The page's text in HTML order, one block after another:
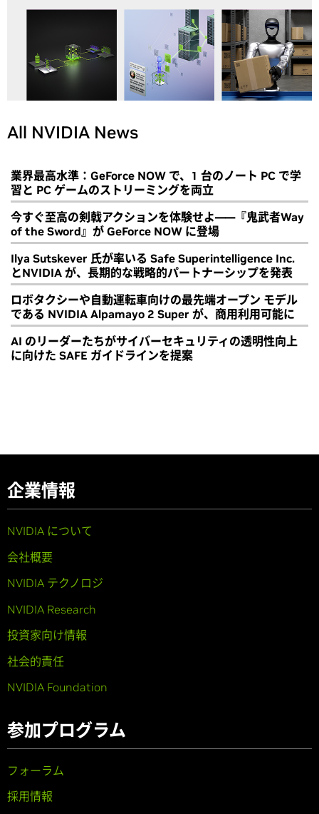
All NVIDIA News
業界最高水準：GeForce NOW で、1 台のノート PC で学
習と PC ゲームのストリーミングを両立
今すぐ至高の剣戟アクションを体験せよ――『鬼武者Way
of the Sword』が GeForce NOW に登場
Ilya Sutskever 氏が率いる Safe Superintelligence Inc.
とNVIDIA が、長期的な戦略的パートナーシップを発表
ロボタクシーや自動運転車向けの最先端オープン モデル
である NVIDIA Alpamayo 2 Super が、商用利用可能に
AI のリーダーたちがサイバーセキュリティの透明性向上
に向けた SAFE ガイドラインを提案
企業情報
NVIDIA について
会社概要
NVIDIA テクノロジ
NVIDIA Research
投資家向け情報
社会的責任
NVIDIA Foundation
参加プログラム
フォーラム
採用情報